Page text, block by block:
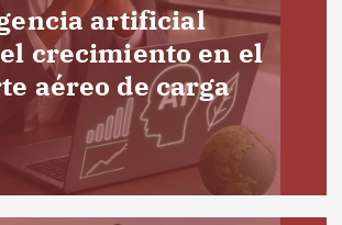
artificial
crecimiento en el
aéreo de carga